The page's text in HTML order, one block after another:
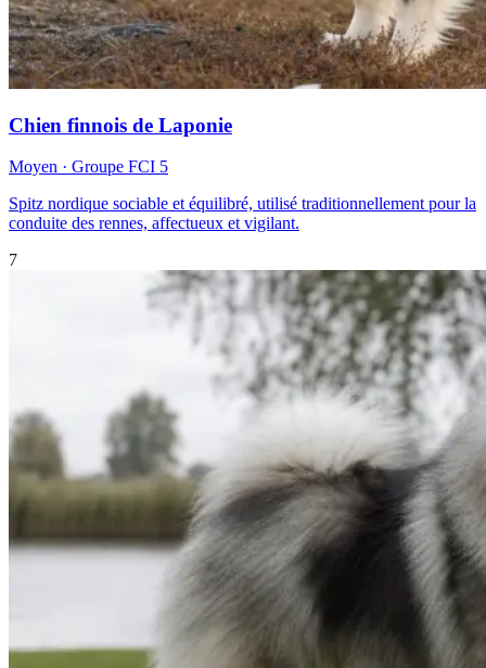
Chien finnois de Laponie
Moyen · Groupe FCI 5
Spitz nordique sociable et équilibré, utilisé traditionnellement pour la
conduite des rennes, affectueux et vigilant.
7